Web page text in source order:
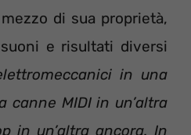
di sua proprietà,
e risultati diversi
in una
canne MIDI in un’altra
in un’altra ancora. In